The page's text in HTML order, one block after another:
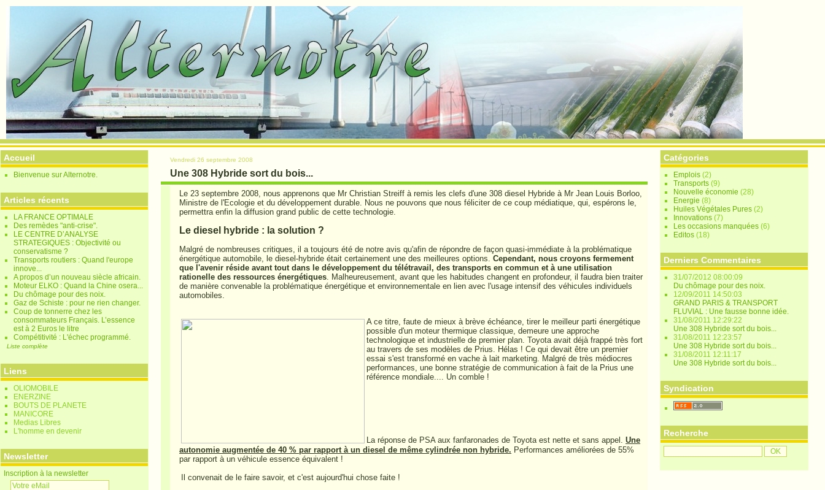
Accueil
Bienvenue sur Alternotre.
Articles récents
LA FRANCE OPTIMALE
Des remèdes "anti-crise".
LE CENTRE D’ANALYSE
STRATEGIQUES : Objectivité ou
conservatisme ?
Transports routiers : Quand l'europe
innove...
A propos d’un nouveau siècle africain.
Moteur ELKO : Quand la Chine osera...
Du chômage pour des noix.
Gaz de Schiste : pour ne rien changer.
Coup de tonnerre chez les
consommateurs Français. L’essence
est à 2 Euros le litre
Compétitivité : L'échec programmé.
Liste complète
Liens
OLIOMOBILE
ENERZINE
BOUTS DE PLANETE
MANICORE
Medias Libres
L'homme en devenir
Newsletter
Inscription à la newsletter
Vendredi 26 septembre 2008
Une 308 Hybride sort du bois...
Le 23 septembre 2008, nous apprenons que Mr Christian Streiff à remis les clefs d'une 308 diesel Hybride à Mr Jean Louis Borloo,
Ministre de l'Ecologie et du développement durable. Nous ne pouvons que nous féliciter de ce coup médiatique, qui, espérons le,
permettra enfin la diffusion grand public de cette technologie.
Le diesel hybride : la solution ?
Malgré de nombreuses critiques, il a toujours été de notre avis qu'afin de répondre de façon quasi-immédiate à la problématique
énergétique automobile, le diesel-hybride était certainement une des meilleures options.Cependant, nous croyons fermement
que l'avenir réside avant tout dans le développement du télétravail, des transports en commun et à une utilisation
rationelle des ressources énergétiques. Malheureusement, avant que les habitudes changent en profondeur, il faudra bien traiter
de manière convenable la problématique énergétique et environnementale en lien avec l'usage intensif des véhicules individuels
automobiles.
A ce titre, faute de mieux à brève échéance, tirer le meilleur parti énergétique
possible d'un moteur thermique classique, demeure une approche
technologique et industrielle de premier plan. Toyota avait déjà frappé très fort
au travers de ses modèles de Prius. Hélas ! Ce qui devait être un premier
essai s'est transformé en vache à lait marketing. Malgré de très médiocres
performances, une bonne stratégie de communication à fait de la Prius une
référence mondiale.... Un comble !
La réponse de PSA aux fanfaronades de Toyota est nette et sans appel. Une
autonomie augmentée de 40 % par rapport à un diesel de même cylindrée non hybride. Performances améliorées de 55%
par rapport à un véhicule essence équivalent !
Il convenait de le faire savoir, et c'est aujourd'hui chose faite !
Catégories
Emplois (2)
Transports (9)
Nouvelle économie (28)
Energie (8)
Huiles Végétales Pures (2)
Innovations (7)
Les occasions manquées (6)
Editos (18)
Derniers Commentaires
31/07/2012 08:00:09
Du chômage pour des noix.
12/09/2011 14:50:03
GRAND PARIS & TRANSPORT
FLUVIAL : Une fausse bonne idée.
31/08/2011 12:29:22
Une 308 Hybride sort du bois...
31/08/2011 12:23:57
Une 308 Hybride sort du bois...
31/08/2011 12:11:17
Une 308 Hybride sort du bois...
Syndication
Recherche